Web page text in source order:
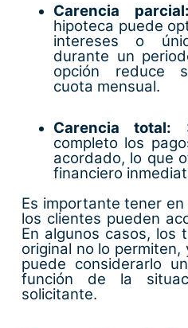
Carencia parcial:
hipoteca puede
intereses o
durante un
opción reduce
cuota mensual.
Carencia total:
completo los
acordado, lo que
financiero
Es importante tener
los clientes pueden
En algunos casos, los
original no lo
puede considerarlo
función de la
solicitante.